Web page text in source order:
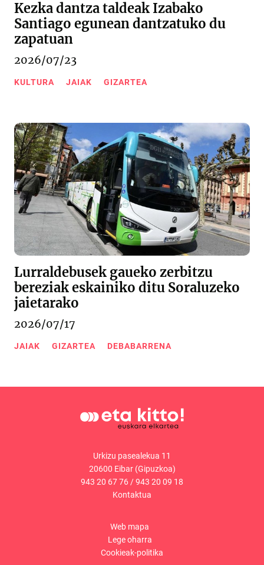
Kezka dantza taldeak Izabako
Santiago egunean dantzatuko du
zapatuan
2026/07/23
KULTURA JAIAK GIZARTEA
Lurraldebusek gaueko zerbitzu
bereziak eskainiko ditu Soraluzeko
jaietarako
2026/07/17
JAIAK GIZARTEA DEBABARRENA
Urkizu pasealekua 11
20600 Eibar (Gipuzkoa)
943 20 67 76/943 20 09 18
Kontaktua
Web mapa
Lege oharra
Cookieak-politika